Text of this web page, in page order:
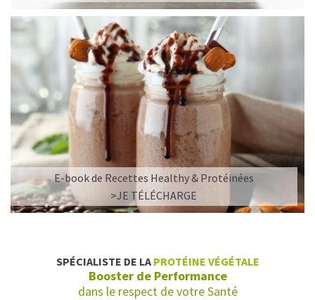
E-book de Recettes Healthy & Protéinées
>JE TÉLÉCHARGE
SPÉCIALISTE DE LA PROTÉINE VÉGÉTALE
Booster de Performance
dans le respect de votre Santé